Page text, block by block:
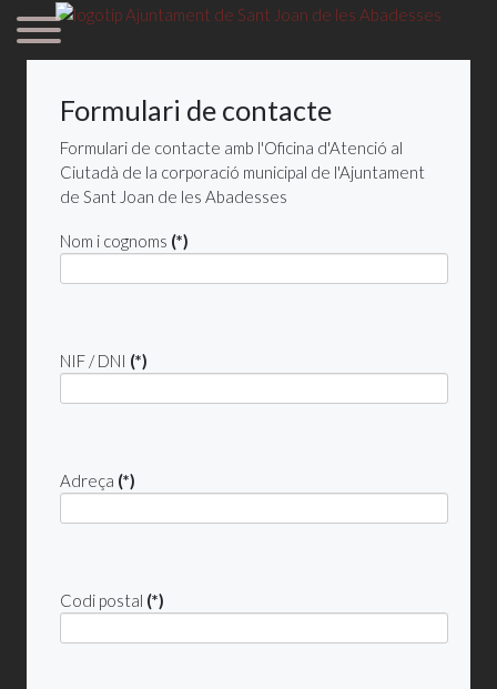
Formulari de contacte
Formulari de contacte amb l'Oficina d'Atenció al
Ciutadà de la corporació municipal de l'Ajuntament
de Sant Joan de les Abadesses
Nom i cognoms (*)
NIF / DNI (*)
Adreça (*)
Codi postal (*)